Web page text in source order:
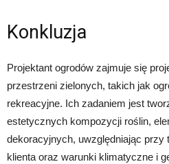
Konkluzja
Projektant ogrodów zajmuje się
przestrzeni zielonych, takich jak
rekreacyjne. Ich zadaniem jest
estetycznych kompozycji roślin,
dekoracyjnych, uwzględniając przy
klienta oraz warunki klimatyczne i